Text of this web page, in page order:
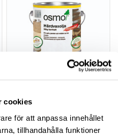
cookies
för att anpassa innehållet
tillhandahålla funktioner
ORIGINALET
hp-23428